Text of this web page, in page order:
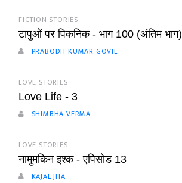
FICTION STORIES
टापुओं पर पिकनिक - भाग 100 (अंतिम भाग)
PRABODH KUMAR GOVIL
LOVE STORIES
Love Life - 3
SHIMBHA VERMA
LOVE STORIES
नामुमकिन इश्क - एपिसोड 13
KAJAL JHA